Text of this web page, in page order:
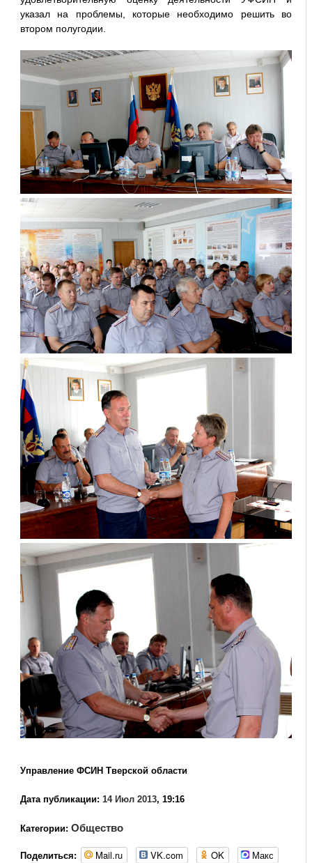
указал на проблемы, которые необходимо решить во
втором полугодии.
Управление ФСИН Тверской области
Дата публикации: 14 Июл 2013, 19:16
Категории: Общество
Поделиться: Mail.ru VK.com OK Макс